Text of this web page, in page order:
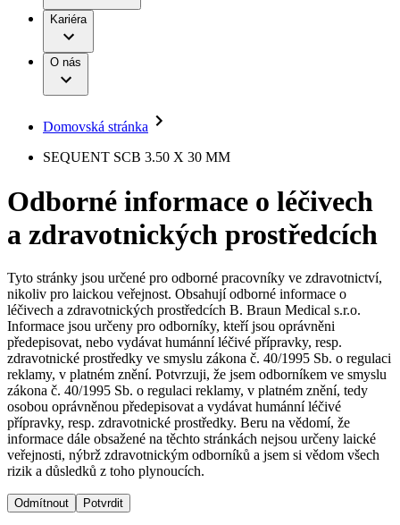
Léčba bolesti
Mimotělní očišťování krve
Neurochirurgie
Onkologie
Ortopedie
Páteřní chirurgie
Péče o rány
Prevence a kontrola infekcí
Uzavírání ran
Řešení
Terapie
Onemocnění
B. Braun Avitum
Dialyzační střediska​
B. Braun Avitum poskytuje kvalitní dialyzační péči ve všech
svých střediscích v České republice. Více informací se
dozvíte na stránkách jednotlivých středisek.
Práce a kariéra
Naše kultura
Vaše příležitost​
Nabídky pracovních míst
Objevte své kariérní příležitosti ​v B. Braun. Vyhledejte náš trh
práce​ pro zajímavé pozice.​
Odpovědnost
Média
Tiskové zprávy
Kontakt
Kontaktní formulář
Registrace k odběru newsletteru
Odpovědnost
Média
Kontakt
Kariéra
O nás
Domovská stránka
SEQUENT SCB 3.50 X 30 MM
Odborné informace o léčivech
a zdravotnických prostředcích
Tyto stránky jsou určené pro odborné pracovníky ve zdravotnictví,
nikoliv pro laickou veřejnost. Obsahují odborné informace o
léčivech a zdravotnických prostředcích B. Braun Medical s.r.o.
Informace jsou určeny pro odborníky, kteří jsou oprávněni
předepisovat, nebo vydávat humánní léčivé přípravky, resp.
zdravotnické prostředky ve smyslu zákona č. 40/1995 Sb. o regulaci
reklamy, v platném znění. Potvrzuji, že jsem odborníkem ve smyslu
zákona č. 40/1995 Sb. o regulaci reklamy, v platném znění, tedy
osobou oprávněnou předepisovat a vydávat humánní léčivé
přípravky, resp. zdravotnické prostředky. Beru na vědomí, že
informace dále obsažené na těchto stránkách nejsou určeny laické
veřejnosti, nýbrž zdravotnickým odborníků a jsem si vědom všech
rizik a důsledků z toho plynoucích.
Odmítnout Potvrdit